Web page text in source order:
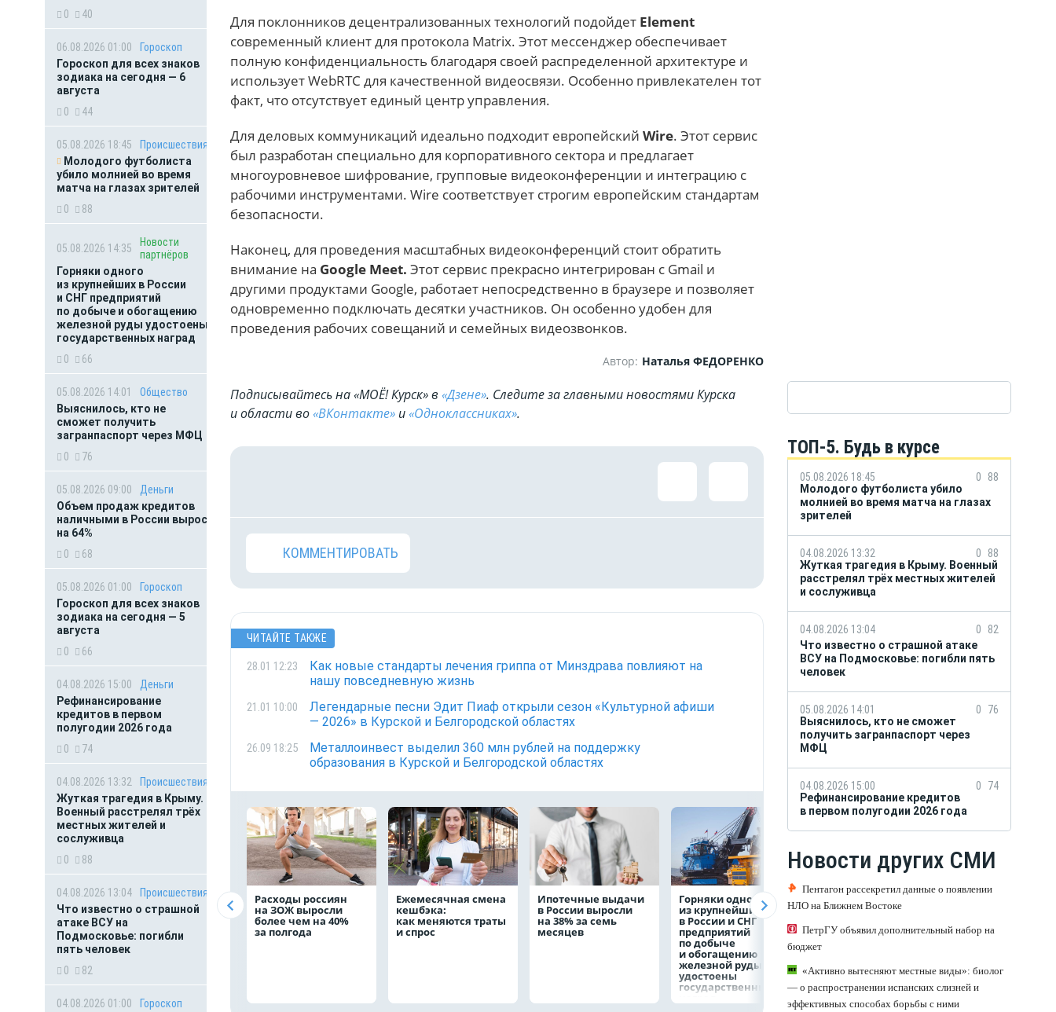
0
40
06.08.2026 01:00
Гороскоп
Гороскоп для всех знаков
зодиака на сегодня — 6
августа
0
44
05.08.2026 18:45
Происшествия
Молодого футболиста
убило молнией во время
матча на глазах зрителей
0
88
05.08.2026 14:35
Новости
партнёров
Горняки одного
из крупнейших в России
и СНГ предприятий
по добыче и обогащению
железной руды удостоены
государственных наград
0
66
05.08.2026 14:01
Общество
Выяснилось, кто не
сможет получить
загранпаспорт через МФЦ
0
76
05.08.2026 09:00
Деньги
Объем продаж кредитов
наличными в России вырос
на 64%
0
68
05.08.2026 01:00
Гороскоп
Гороскоп для всех знаков
зодиака на сегодня — 5
августа
0
66
04.08.2026 15:00
Деньги
Рефинансирование
кредитов в первом
полугодии 2026 года
0
74
04.08.2026 13:32
Происшествия
Жуткая трагедия в Крыму.
Военный расстрелял трёх
местных жителей и
сослуживца
0
88
04.08.2026 13:04
Происшествия
Что известно о страшной
атаке ВСУ на
Подмосковье: погибли
пять человек
0
82
04.08.2026 01:00
Гороскоп
Для поклонников децентрализованных технологий подойдет Element
современный клиент для протокола Matrix. Этот мессенджер обеспечивает
полную конфиденциальность благодаря своей распределенной архитектуре и
использует WebRTC для качественной видеосвязи. Особенно привлекателен тот
факт, что отсутствует единый центр управления.
Для деловых коммуникаций идеально подходит европейский Wire. Этот сервис
был разработан специально для корпоративного сектора и предлагает
многоуровневое шифрование, групповые видеоконференции и интеграцию с
рабочими инструментами. Wire соответствует строгим европейским стандартам
безопасности.
Наконец, для проведения масштабных видеоконференций стоит обратить
внимание на Google Meet. Этот сервис прекрасно интегрирован с Gmail и
другими продуктами Google, работает непосредственно в браузере и позволяет
одновременно подключать десятки участников. Он особенно удобен для
проведения рабочих совещаний и семейных видеозвонков.
Автор: Наталья ФЕДОРЕНКО
Подписывайтесь на «МОЁ! Курск» в «Дзене». Cледите за главными новостями Курска
и области во«ВКонтакте» и«Одноклассниках».
КОММЕНТИРОВАТЬ
ЧИТАЙТЕ ТАКЖЕ
28.01 12:23
Как новые стандарты лечения гриппа от Минздрава повлияют на
нашу повседневную жизнь
21.01 10:00
Легендарные песни Эдит Пиаф открыли сезон «Культурной афиши
— 2026» в Курской и Белгородской областях
26.09 18:25
Металлоинвест выделил 360 млн рублей на поддержку
образования в Курской и Белгородской областях
Расходы россиян
на ЗОЖ выросли
более чем на 40%
за полгода
Ежемесячная смена
кешбэка:
как меняются траты
и спрос
Ипотечные выдачи
в России выросли
на 38% за семь
месяцев
Горняки одного
из крупнейших
в России и СНГ
предприятий
по добыче
и обогащению
железной руды
удостоены
государственных
наград
Объем продаж
кредитов
вырос на 64%
ТОП-5. Будь в курсе
05.08.2026 18:45 0
88
Молодого футболиста убило
молнией во время матча на глазах
зрителей
04.08.2026 13:32 0
88
Жуткая трагедия в Крыму. Военный
расстрелял трёх местных жителей
и сослуживца
04.08.2026 13:04 0
82
Что известно о страшной атаке
ВСУ на Подмосковье: погибли пять
человек
05.08.2026 14:01 0
76
Выяснилось, кто не сможет
получить загранпаспорт через
МФЦ
04.08.2026 15:00 0
74
Рефинансирование кредитов
в первом полугодии 2026 года
Новости других СМИ
Пентагон рассекретил данные о появлении
НЛО на Ближнем Востоке
ПетрГУ объявил дополнительный набор на
бюджет
«Активно вытесняют местные виды»: биолог
— о распространении испанских слизней и
эффективных способах борьбы с ними